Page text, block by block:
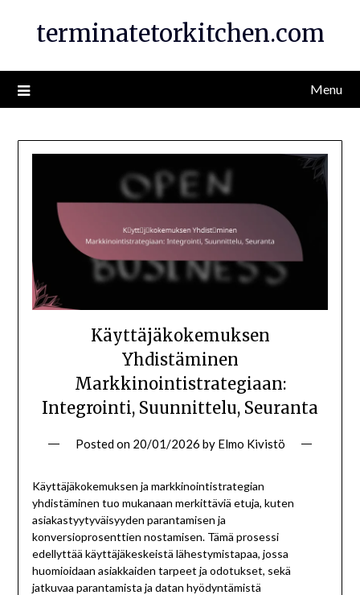
terminatetorkitchen.com
Menu
Käyttäjäkokemuksen
Yhdistäminen
Markkinointistrategiaan:
Integrointi, Suunnittelu, Seuranta
Posted on 20/01/2026 by Elmo Kivistö
Käyttäjäkokemuksen ja markkinointistrategian
yhdistäminen tuo mukanaan merkittäviä etuja, kuten
asiakastyytyväisyyden parantamisen ja
konversioprosenttien nostamisen. Tämä prosessi
edellyttää käyttäjäkeskeistä lähestymistapaa, jossa
huomioidaan asiakkaiden tarpeet ja odotukset, sekä
jatkuvaa parantamista ja datan hyödyntämistä